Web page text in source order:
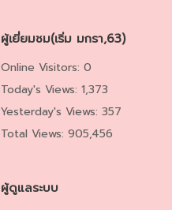
ผู้เยี่ยมชม(เริ่ม มกรา,63)
Online Visitors:0
Today's Views:1,373
Yesterday's Views:357
Total Views:905,456
ผู้ดูแลระบบ